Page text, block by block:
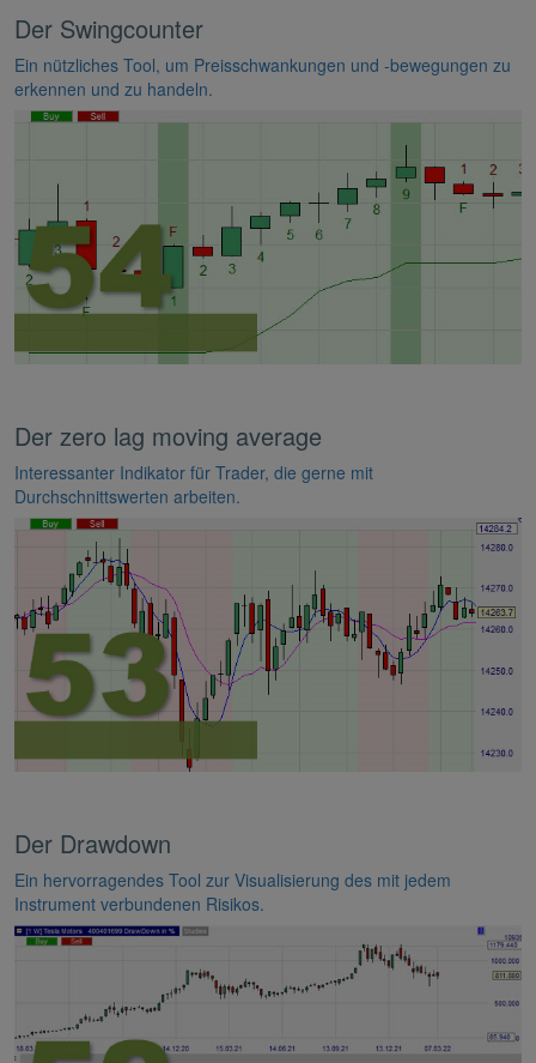
Der Swingcounter
Ein nützliches Tool, um Preisschwankungen und -bewegungen zu
erkennen und zu handeln.
Der zero lag moving average
Interessanter Indikator für Trader, die gerne mit
Durchschnittswerten arbeiten.
Der Drawdown
Ein hervorragendes Tool zur Visualisierung des mit jedem
Instrument verbundenen Risikos.